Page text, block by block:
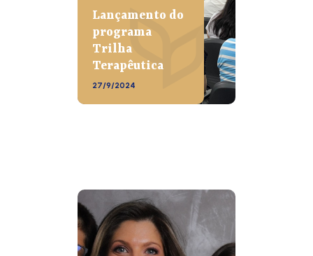
Lançamento do
programa
Trilha
Terapêutica
27/9/2024